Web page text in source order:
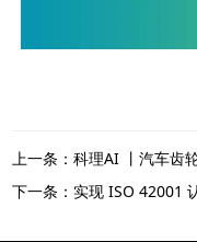
上一条：科理AI 丨汽车齿
下一条：实现 ISO 42001